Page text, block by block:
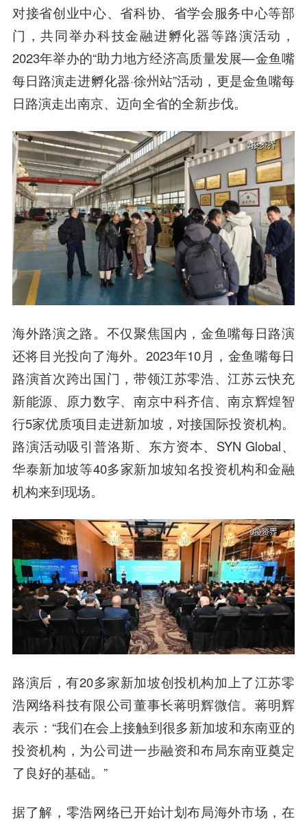
对接省创业中心、省科协、省学会服务中心等部
门，共同举办科技金融进孵化器等路演活动，
2023年举办的“助力地方经济高质量发展—金鱼嘴
每日路演走进孵化器·徐州站”活动，更是金鱼嘴每
日路演走出南京、迈向全省的全新步伐。
海外路演之路。 不仅聚焦国内，金鱼嘴每日路演
还将目光投向了海外。2023年10月，金鱼嘴每日
路演首次跨出国门，带领江苏零浩、江苏云快充
新能源、原力数字、南京中科齐信、南京辉煌智
行5家优质项目走进新加坡，对接国际投资机构。
路演活动吸引普洛斯、东方资本、SYN Global、
华泰新加坡等40多家新加坡知名投资机构和金融
机构来到现场。
路演后，有20多家新加坡创投机构加上了江苏零
浩网络科技有限公司董事长蒋明辉微信。蒋明辉
表示：“我们在会上接触到很多新加坡和东南亚的
投资机构，为公司进一步融资和布局东南亚奠定
了良好的基础。”
据了解，零浩网络已开始计划布局海外市场，在